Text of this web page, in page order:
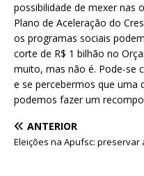
possibilidade de mexer nas
Plano de Aceleração do
os programas sociais
corte de R$ 1 bilhão no
muito, mas não é. Pode-se
e se percebermos que uma
podemos fazer um
ANTERIOR
Eleições na Apufsc: